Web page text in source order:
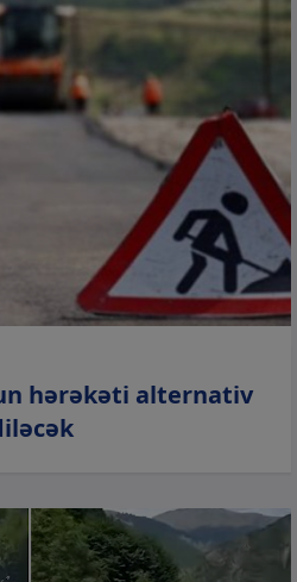
hərəkəti alternativ